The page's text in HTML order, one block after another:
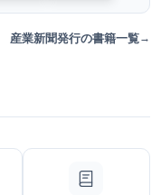
産業新聞発行の書籍一覧